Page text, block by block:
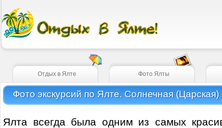
Отдых в Ялте Фото Ялты
Фото экскурсий по Ялте. Солнечная (Царская)
Ялта всегда была одним из самых